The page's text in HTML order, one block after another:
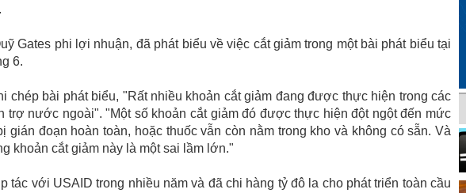
Gates phi lợi nhuận, đã phát biểu về việc cắt giảm trong một bài phát biểu tại
6.
chép bài phát biểu, "Rất nhiều khoản cắt giảm đang được thực hiện trong các
trợ nước ngoài". "Một số khoản cắt giảm đó được thực hiện đột ngột đến mức
gián đoạn hoàn toàn, hoặc thuốc vẫn còn nằm trong kho và không có sẵn. Và
khoản cắt giảm này là một sai lầm lớn."
tác với USAID trong nhiều năm và đã chi hàng tỷ đô la cho phát triển toàn cầu